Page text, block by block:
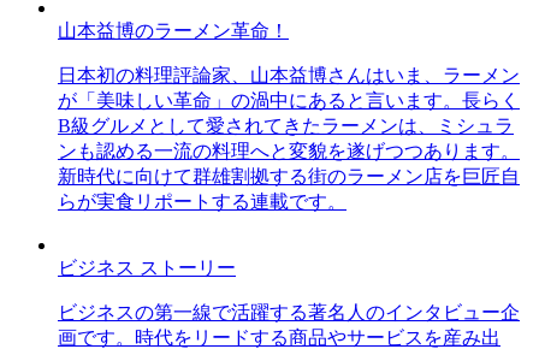
山本益博のラーメン革命！
日本初の料理評論家、山本益博さんはいま、ラーメン
が「美味しい革命」の渦中にあると言います。長らく
B級グルメとして愛されてきたラーメンは、ミシュラ
ンも認める一流の料理へと変貌を遂げつつあります。
新時代に向けて群雄割拠する街のラーメン店を巨匠自
らが実食リポートする連載です。
ビジネス ストーリー
ビジネスの第一線で活躍する著名人のインタビュー企
画です。時代をリードする商品やサービスを産み出